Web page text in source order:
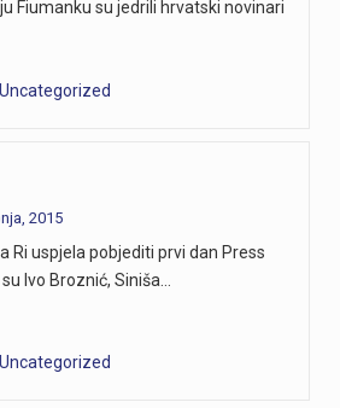
Fiumanku su jedrili hrvatski novinari
Uncategorized
2015
Ri uspjela pobjediti prvi dan Press
Ivo Broznić, Siniša…
Uncategorized